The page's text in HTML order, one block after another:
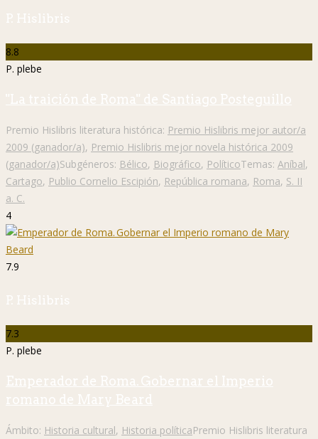
P. Hislibris
8.8
P. plebe
"La traición de Roma" de Santiago Posteguillo
Premio Hislibris literatura histórica: Premio Hislibris mejor autor/a
2009 (ganador/a), Premio Hislibris mejor novela histórica 2009
(ganador/a)Subgéneros: Bélico, Biográfico, PolíticoTemas: Aníbal,
Cartago, Publio Cornelio Escipión, República romana, Roma, S. II
a. C.
4
7.9
P. Hislibris
7.3
P. plebe
Emperador de Roma. Gobernar el Imperio
romano de Mary Beard
Ámbito: Historia cultural, Historia políticaPremio Hislibris literatura